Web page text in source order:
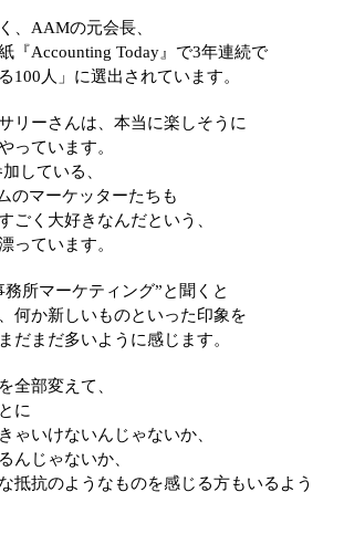
、AAMの元会長、
『Accounting Today』で3年連続で
100人」に選出されています。
リーさんは、本当に楽しそうに
っています。
している、
のマーケッターたちも
ごく大好きなんだという、
っています。
務所マーケティング”と聞くと
何か新しいものといった印象を
だまだ多いように感じます。
全部変えて、
に
ゃいけないんじゃないか、
んじゃないか、
抵抗のようなものを感じる方もいるよう